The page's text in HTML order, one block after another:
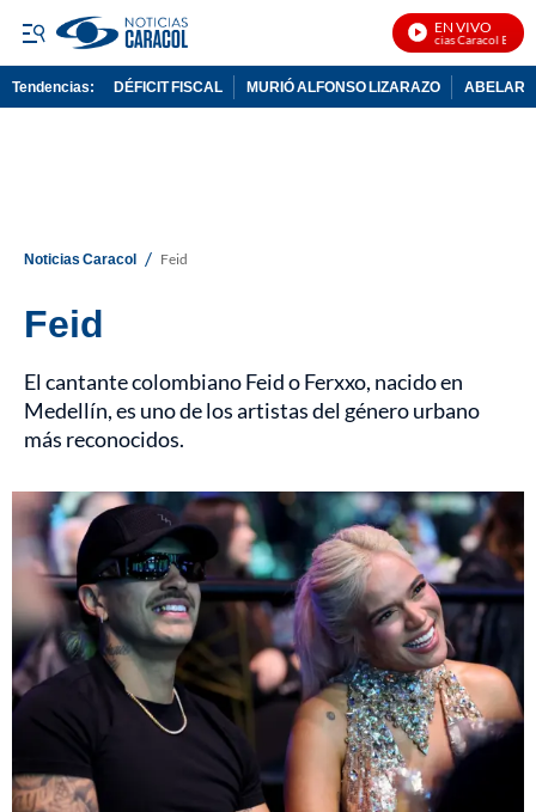
EN VIVO
Noticias Caracol En Vivo
Tendencias: DÉFICIT FISCAL MURIÓ ALFONSO LIZARAZO
Noticias Caracol / Feid
Feid
El cantante colombiano Feid o Ferxxo, nacido en
Medellín, es uno de los artistas del género urbano
más reconocidos.